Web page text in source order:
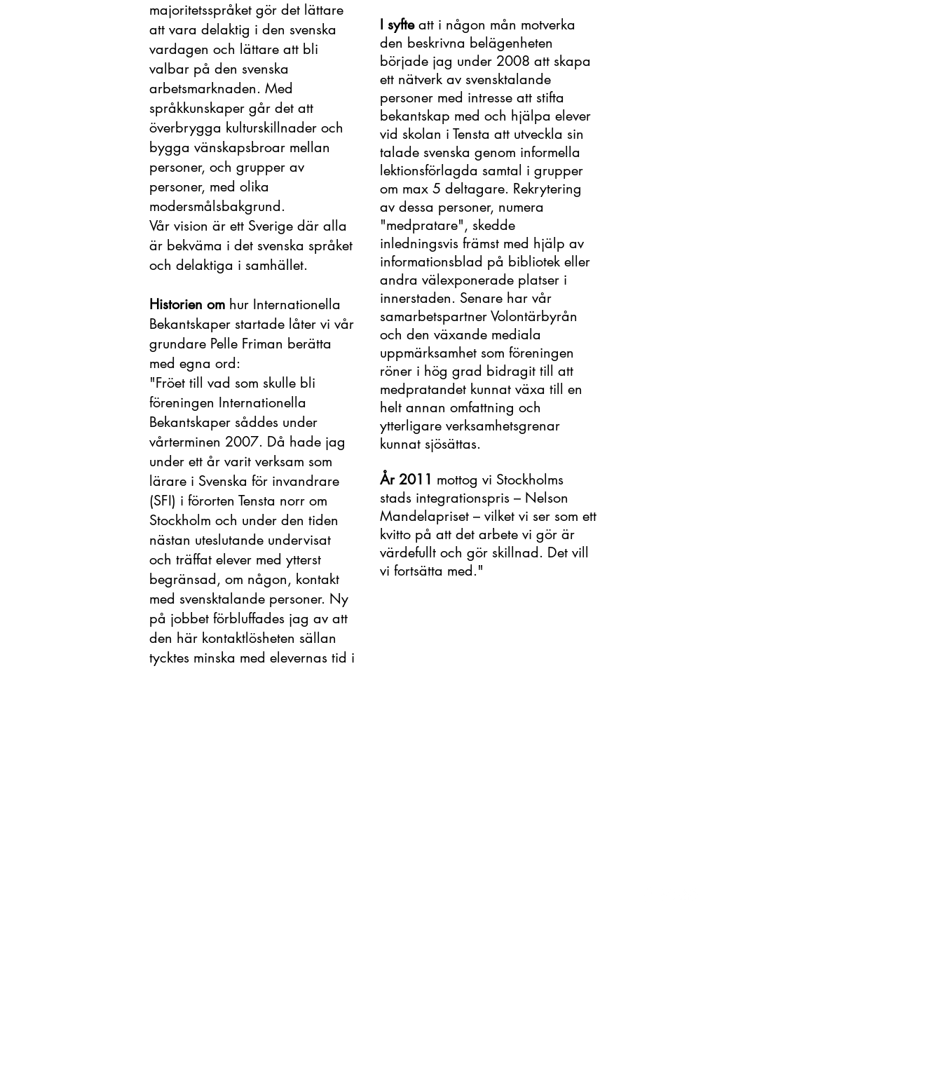
majoritetsspråket gör det lättare
att vara delaktig i den svenska
vardagen och lättare att bli
valbar på den svenska
arbetsmarknaden. Med
språkkunskaper går det att
överbrygga kulturskillnader och
bygga vänskapsbroar mellan
personer, och grupper av
personer, med olika
modersmålsbakgrund.
Vår vision är ett Sverige där alla
är bekväma i det svenska språket
och delaktiga i samhället.
Historien om hur Internationella
Bekantskaper startade låter vi vår
grundare Pelle Friman berätta
med egna ord:
"Fröet till vad som skulle bli
föreningen Internationella
Bekantskaper såddes under
vårterminen 2007. Då hade jag
under ett år varit verksam som
lärare i Svenska för invandrare
(SFI) i förorten Tensta norr om
Stockholm och under den tiden
nästan uteslutande undervisat
och träffat elever med ytterst
begränsad, om någon, kontakt
med svensktalande personer. Ny
på jobbet förbluffades jag av att
den här kontaktlösheten sällan
tycktes minska med elevernas tid i
I syfteatt i någon mån motverka
den beskrivna belägenheten
började jag under 2008 att skapa
ett nätverk av svensktalande
personer med intresse att stifta
bekantskap med och hjälpa elever
vid skolan i Tensta att utveckla sin
talade svenska genom informella
lektionsförlagda samtal i grupper
om max 5 deltagare. Rekrytering
av dessa personer, numera
"medpratare", skedde
inledningsvis främst med hjälp av
informationsblad på bibliotek eller
andra välexponerade platser i
innerstaden. Senare har vår
samarbetspartner Volontärbyrån
och den växande mediala
uppmärksamhet som föreningen
röner i hög grad bidragit till att
medpratandet kunnat växa till en
helt annan omfattning och
ytterligare verksamhetsgrenar
kunnat sjösättas.
År 2011 mottog vi Stockholms
stads integrationspris – Nelson
Mandelapriset – vilket vi ser som ett
kvitto på att det arbete vi gör är
värdefullt och gör skillnad. Det vill
vi fortsätta med."